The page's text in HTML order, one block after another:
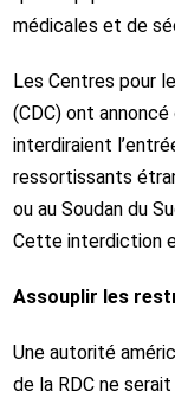
médicales et de
Les Centres pour
(CDC) ont
interdiraient
ressortissants
ou au Soudan du
Cette interdiction
Assouplir les
Une autorité
de la RDC ne